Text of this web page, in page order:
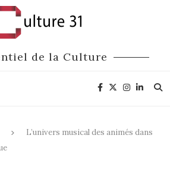
de la Culture
L’univers musical des animés dans